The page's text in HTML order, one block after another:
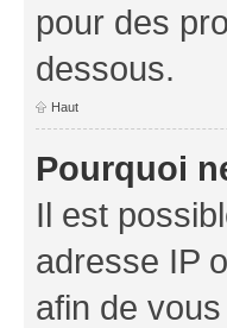
pour des
dessous.
Haut
Pourquoi
Il est
adresse IP
afin de